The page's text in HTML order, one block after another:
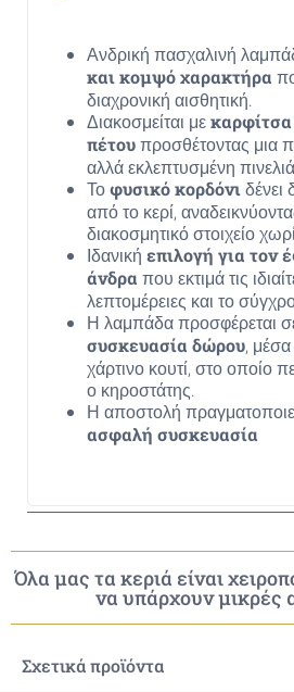
Ανδρική πασχαλινή
και κομψό χαρακτήρα
διαχρονική αισθητική.
Διακοσμείται με καρφίτσα
πέτου προσθέτοντας μια
αλλά εκλεπτυσμένη
Το φυσικό κορδόνι δένει
από το κερί,
διακοσμητικό στοιχείο
Ιδανική επιλογή για τον
άνδρα που εκτιμά τις
λεπτομέρειες και το
Η λαμπάδα προσφέρεται
συσκευασία δώρου,
χάρτινο κουτί, στο οποίο
ο κηροστάτης.
Η αποστολή
ασφαλή συσκευασία
Όλα μας τα κεριά είναι
να υπάρχουν μικρές
Σχετικά προϊόντα